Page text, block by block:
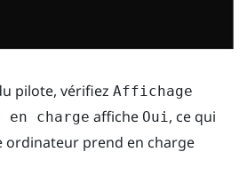
pilote, vérifiez Affichage
charge affiche Oui, ce qui
ordinateur prend en charge